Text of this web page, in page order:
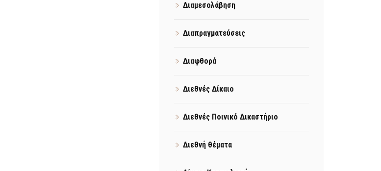
Διαμεσολάβηση
Διαπραγματεύσεις
Διαφθορά
Διεθνές Δίκαιο
Διεθνές Ποινικό Δικαστήριο
Διεθνή θέματα